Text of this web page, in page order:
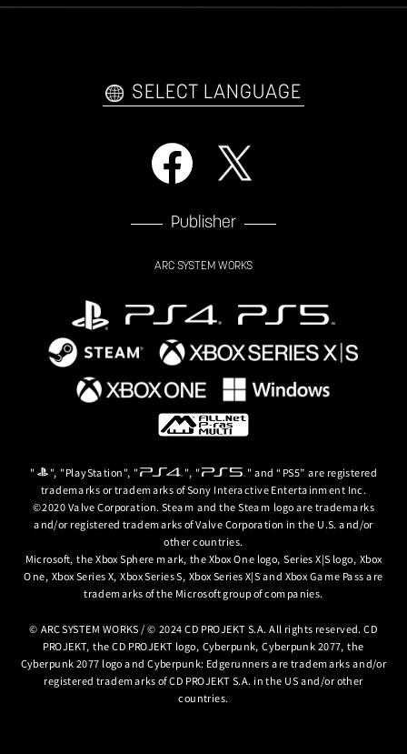
SELECT LANGUAGE
Publisher
ARC SYSTEM WORKS
" ", "PlayStation", " ", " " and “PS5” are registered
trademarks or trademarks of Sony Interactive Entertainment Inc.
©2020 Valve Corporation. Steam and the Steam logo are trademarks
and/or registered trademarks of Valve Corporation in the U.S. and/or
other countries.
Microsoft, the Xbox Sphere mark, the Xbox One logo, Series X|S logo, Xbox
One, Xbox Series X, Xbox Series S, Xbox Series X|S and Xbox Game Pass are
trademarks of the Microsoft group of companies.
© ARC SYSTEM WORKS / © 2024 CD PROJEKT S.A. All rights reserved. CD
PROJEKT, the CD PROJEKT logo, Cyberpunk, Cyberpunk 2077, the
Cyberpunk 2077 logo and Cyberpunk: Edgerunners are trademarks and/or
registered trademarks of CD PROJEKT S.A. in the US and/or other
countries.